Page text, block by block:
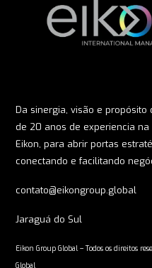
Da sinergia, visão e
de 20 anos de experiencia
Eikon, para abrir portas
conectando e facilitando
contato@eikongroup.global
Jaraguá do Sul
Eikon Group Global – Todos os direitos
Global